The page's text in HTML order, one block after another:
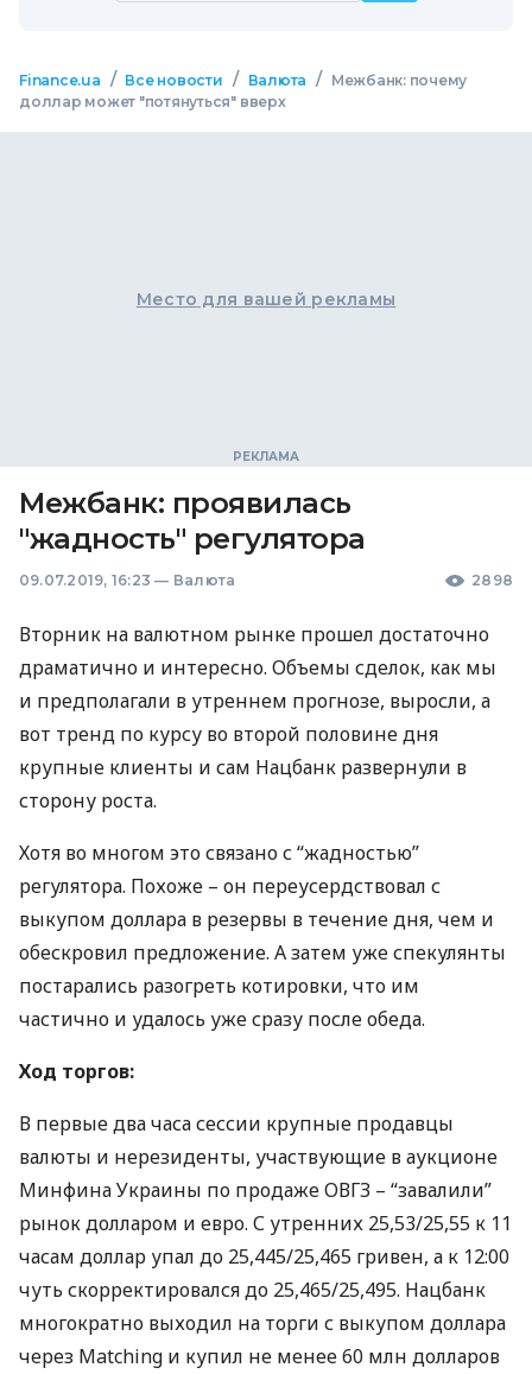
Finance.ua / Все новости / Валюта /
Межбанк: почему
доллар может "потянуться" вверх
Место для вашей рекламы
Межбанк: проявилась
"жадность" регулятора
09.07.2019, 16:23 — Валюта 2898
Вторник на валютном рынке прошел достаточно
драматично и интересно. Объемы сделок, как мы
и предполагали в утреннем прогнозе, выросли, а
вот тренд по курсу во второй половине дня
крупные клиенты и сам Нацбанк развернули в
сторону роста.
Хотя во многом это связано с “жадностью”
регулятора. Похоже – он переусердствовал с
выкупом доллара в резервы в течение дня, чем и
обескровил предложение. А затем уже спекулянты
постарались разогреть котировки, что им
частично и удалось уже сразу после обеда.
Ход торгов:
В первые два часа сессии крупные продавцы
валюты и нерезиденты, участвующие в аукционе
Минфина Украины по продажеОВГЗ – “завалили”
рынок долларом и евро. С утренних 25,53/25,55 к 11
часам доллар упал до 25,445/25,465 гривен, а к 12:00
чуть скорректировался до 25,465/25,495. Нацбанк
многократно выходил на торги с выкупом доллара
через Matching и купил не менее 60 млн долларов